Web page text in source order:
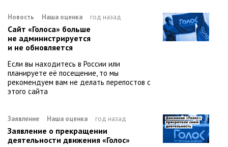
Новость Наша оценка год назад
Сайт «Голоса» больше
не администрируется
и не обновляется
Если вы находитесь в России или
планируете её посещение, то мы
рекомендуем вам не делать перепостов с
этого сайта
Заявление Наша оценка год назад
Заявление о прекращении
деятельности движения «Голос»